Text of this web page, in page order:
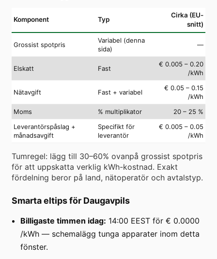
Komponent Typ
Cirka (EU-
snitt)
Grossist spotpris
Variabel (denna
sida)
—
Elskatt Fast
€ 0.005 – 0.20
/kWh
Nätavgift Fast + variabel
€ 0.05 – 0.15
/kWh
Moms
% multiplikator
20 – 25 %
Leverantörspåslag +
månadsavgift
Specifikt för
leverantör
€ 0.005 – 0.05
/kWh
Tumregel: lägg till 30–60% ovanpå grossist spotpris
för att uppskatta verklig kWh-kostnad. Exakt
fördelning beror på land, nätoperatör och avtalstyp.
Smarta eltips för Daugavpils
Billigaste timmen idag: 14:00 EEST för € 0.0000
/kWh — schemalägg tunga apparater inom detta
fönster.